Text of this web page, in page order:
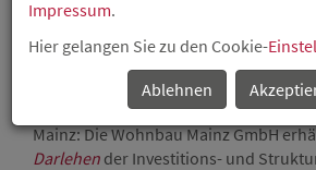
Das Land Rheinland-Pfalz fördert mit
durch Mitteln des Bundes die
Modernisierung von 44 bezahlbaren
Mainz: Die Wohnbau Mainz GmbH
Darlehen der Investitions- und
Impressum.
Hier gelangen Sie zu den Cookie-
Ablehnen